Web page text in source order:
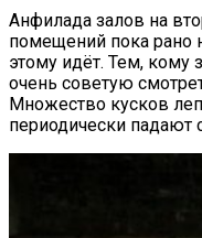
Анфилада залов на
помещений пока рано
этому идёт. Тем, кому
очень советую
Множество кусков
периодически падают